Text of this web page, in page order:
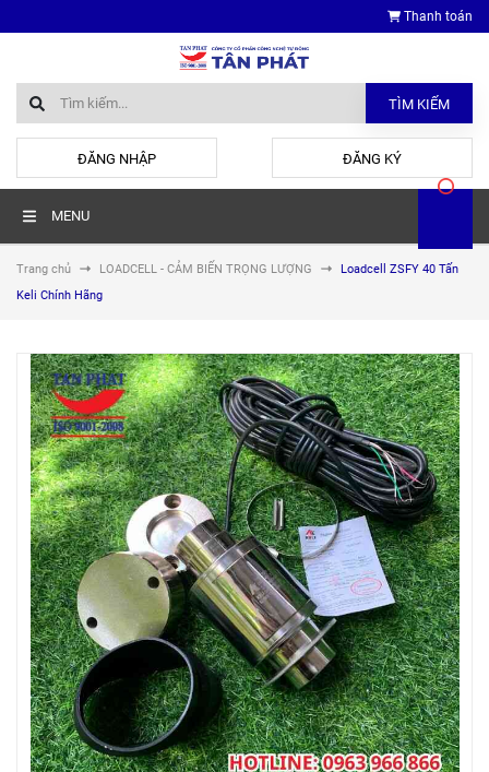
Thanh toán
TÌM KIẾM
ĐĂNG NHẬP ĐĂNG KÝ
MENU
Trang chủ LOADCELL - CẢM BIẾN TRỌNG LƯỢNG
Loadcell ZSFY 40 Tấn
Keli Chính Hãng